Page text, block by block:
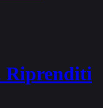
Riprenditi